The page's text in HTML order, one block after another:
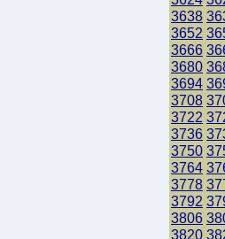
3638
3652
3666
3680
3694
3708
3722
3736
3750
3764
3778
3792
3806
3820